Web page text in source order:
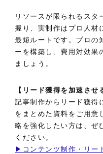
リソースが限られるスタ
握り、実制作はプロ人材
最短ルートです。プロの
ーを構築し、費用対効果
ましょう。
【リード獲得を加速させ
記事制作からリード獲
をまとめた資料をご用意
略を強化したい方は、ぜ
ください。
▶コンテンツ制作・リー